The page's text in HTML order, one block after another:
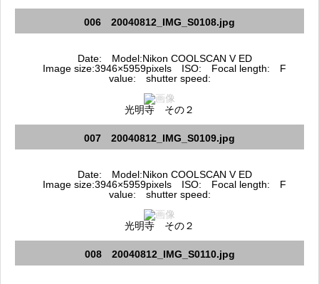
006 20040812_IMG_S0108.jpg
Date: Model:Nikon COOLSCAN V ED
Image size:3946×5959pixels ISO: Focal length: F
value: shutter speed:
光明寺 その２
007 20040812_IMG_S0109.jpg
Date: Model:Nikon COOLSCAN V ED
Image size:3946×5959pixels ISO: Focal length: F
value: shutter speed:
光明寺 その２
008 20040812_IMG_S0110.jpg